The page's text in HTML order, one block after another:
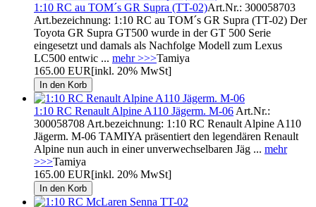
1:10 RC au TOM´s GR Supra (TT-02)Art.Nr.: 300058703
Art.bezeichnung: 1:10 RC au TOM´s GR Supra (TT-02) Der
Toyota GR Supra GT500 wurde in der GT 500 Serie
eingesetzt und damals als Nachfolge Modell zum Lexus
LC500 entwic ... mehr >>>Tamiya
165.00 EUR[inkl. 20% MwSt]
1:10 RC Renault Alpine A110 Jägerm. M-06 Art.Nr.:
300058708 Art.bezeichnung: 1:10 RC Renault Alpine A110
Jägerm. M-06 TAMIYA präsentiert den legendären Renault
Alpine nun auch in einer unverwechselbaren Jäg ... mehr
>>>Tamiya
165.00 EUR[inkl. 20% MwSt]